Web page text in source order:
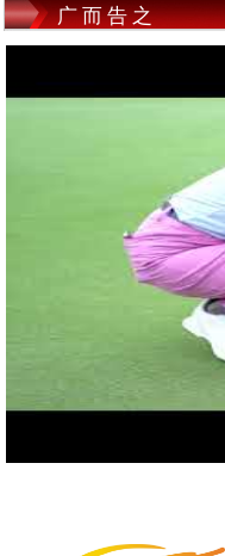
(2026-08-03) 修改《土
(2026-07-30) 越南发展
(2026-07-30) 发挥海外
(2026-07-30) 越南全面
(2026-07-29) 胡志明市
(2026-07-29) 越南财政
(2026-07-29) 河内试点
(2026-07-29) 越南愿与
(2026-07-28) 胡志明市
(2026-07-28) 越南致力
（2024-05-21）【越南
（2024-05-17）【越南
（2024-05-16）【越南
（2024-05-15）【越南
（2024-05-09）【越南
（2024-05-08）【越南
（2024-05-07）【越南
（2024-05-07）【越南
（2024-05-06）【越南
（2024-05-03）【越南
（2023-05-03）【越南
广而告之